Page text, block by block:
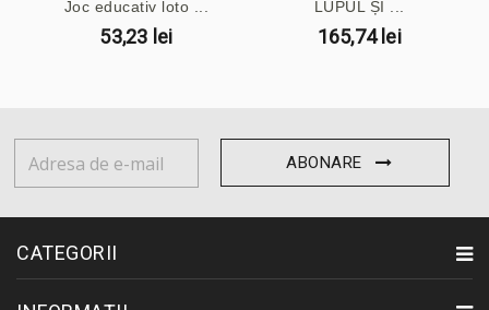
Joc educativ loto ...
53,23 lei
LUPUL ȘI ...
165,74 lei
ABONARE
CATEGORII